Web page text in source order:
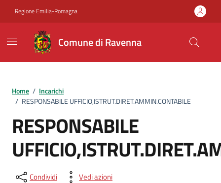
Regione Emilia-Romagna
Comune di Ravenna
Home / Incarichi
/ RESPONSABILE UFFICIO,ISTRUT.DIRET.AMMIN.CONTABILE
RESPONSABILE
Condividi Vedi azioni